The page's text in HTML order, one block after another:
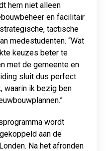
hem niet alleen
en facilitair
tactische
medestudenten. “Wat
keuzes beter te
met de gemeente en
sluit dus perfect
waarin ik bezig ben
wordt
aan de
Na het afronden